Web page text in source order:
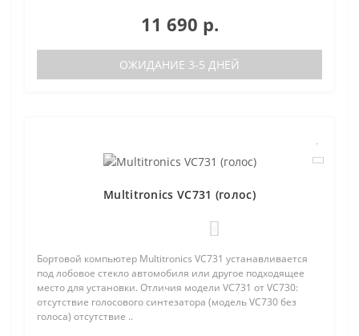
11 690 р.
ОЖИДАНИЕ 3-5 ДНЕЙ
Multitronics VC731 (голос)
Бортовой компьютер Multitronics VC731 устанавливается
под лобовое стекло автомобиля или другое подходящее
место для установки. Отличия модели VC731 от VC730:
отсутствие голосового синтезатора (модель VC730 без
голоса) отсутствие ..